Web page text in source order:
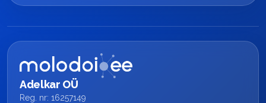
Adelkar OÜ
Reg. nr: 16257149